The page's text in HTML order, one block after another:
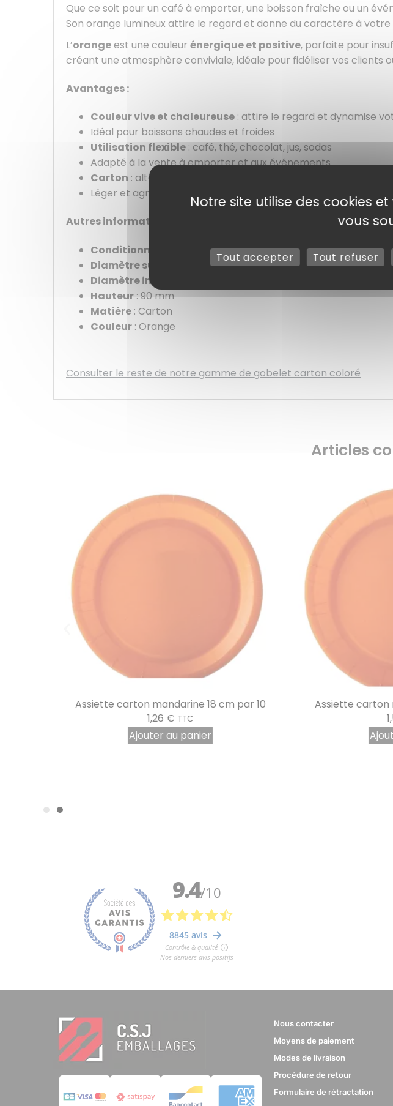
Que ce soit pour un café à emporter, une boisson fraîche ou un
Son orange lumineux attire le regard et donne du caractère à
L’orangeest une couleur énergique et positive, parfaite pour
créant une atmosphère conviviale, idéale pour fidéliser vos clients
Avantages :
Couleur vive et chaleureuse : attire le regard et dynamise
Idéal pour boissons chaudes et froides
Utilisation flexible : café, thé, chocolat, jus, sodas
Adapté à la vente à emporter et aux événements
Carton : alternative plus responsable au plastique
Léger et agréable à prendre en main
Autres informations :
Conditionnement
: Paquet de 25
Diamètre supérieur
: Ø75 mm
Diamètre intérieur
Hauteur: 90 mm
Matière : Carton
Couleur : Orange
Consulter le reste de notre gamme de gobelet carton coloré
Articles
Assiette carton mandarine 18 cm par 10
1,26 € TTC
Ajouter au panier
Assiette carton
Nous contacter
Moyens de paiement
Modes de livraison
Procédure de retour
Formulaire de rétractation
Notre site utilise des cookies
vous
Tout accepter Tout refuser